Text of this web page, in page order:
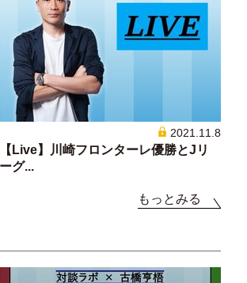
2021.11.8
【Live】川崎フロンターレ優勝とJリ
ーグ...
もっとみる